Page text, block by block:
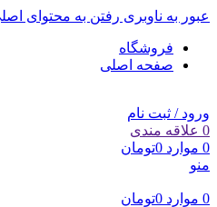
عبور به ناوبری رفتن به محتوای
فروشگاه
صفحه اصلی
ورود / ثبت نام
0 علاقه مندی
0 موارد 0تومان
منو
0 موارد 0تومان